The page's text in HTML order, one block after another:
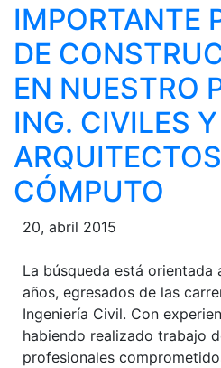
IMPORTANTE
DE
EN NUESTRO
ING. CIVILES Y
CÓMPUTO
20, abril 2015
La búsqueda está orientada
años, egresados de las
Ingeniería Civil. Con
habiendo realizado trabajo
profesionales